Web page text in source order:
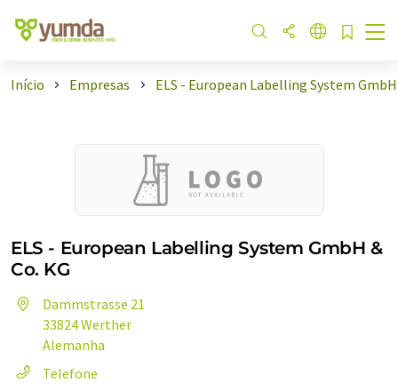
Início Empresas ELS - European Labelling System GmbH
ELS - European Labelling System GmbH &
Co. KG
Dammstrasse 21
33824 Werther
Alemanha
Telefone